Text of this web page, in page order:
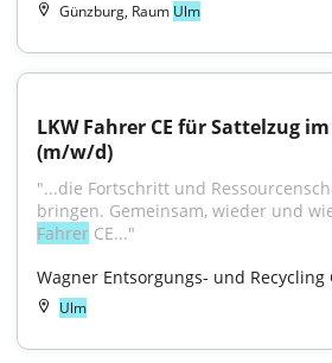
Günzburg, Raum Ulm
LKW Fahrer CE für Sattelzug
(m/w/d)
"...die Fortschritt und
bringen. Gemeinsam, wieder und
Fahrer CE..."
Wagner Entsorgungs- und Recycling
Ulm